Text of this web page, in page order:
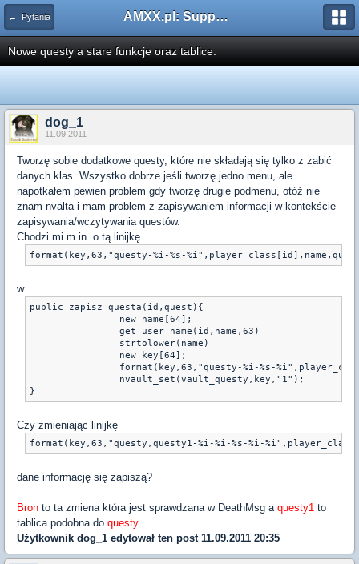
← Pytania AMXX.pl: Support AMX Mod X i SourceMod
Nowe questy a stare funkcje oraz tablice.
dog_1
11.09.2011
Tworzę sobie dodatkowe questy, które nie składają się tylko z zabić
danych klas. Wszystko dobrze jeśli tworzę jedno menu, ale
napotkałem pewien problem gdy tworzę drugie podmenu, otóż nie
znam nvalta i mam problem z zapisywaniem informacji w kontekście
zapisywania/wczytywania questów.
Chodzi mi m.in. o tą linijkę
w
public zapisz_questa(id,quest){
		new name[64];
		get_user_name(id,name,63)
		strtolower(name)
		new key[64];
format(key,63,"questy-%i-%s-
		nvault_set(vault_questy,key,"1");
Czy zmieniając linijkę
dane informację się zapiszą?
Bron to ta zmiena która jest sprawdzana w DeathMsg a questy1 to
tablica podobna do questy
Użytkownik dog_1 edytował ten post 11.09.2011 20:35